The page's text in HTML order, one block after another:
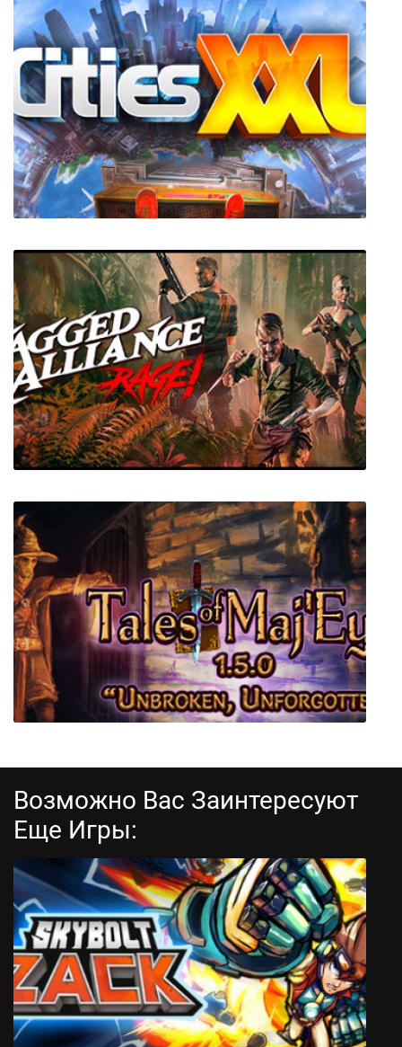
Pendragon
Cities XXL
Jagged Alliance: Rage!
Tales of Maj'Eyal
Возможно Вас Заинтересуют
Еще Игры: